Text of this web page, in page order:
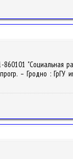
"Социальная
– Гродно :